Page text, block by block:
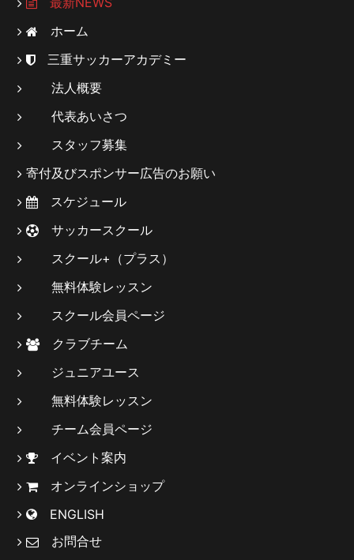
ホーム
三重サッカーアカデミー
法人概要
代表あいさつ
スタッフ募集
寄付及びスポンサー広告のお願い
スケジュール
サッカースクール
スクール+（プラス）
無料体験レッスン
スクール会員ページ
クラブチーム
ジュニアユース
無料体験レッスン
チーム会員ページ
イベント案内
オンラインショップ
ENGLISH
お問合せ